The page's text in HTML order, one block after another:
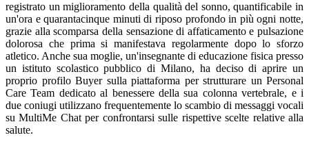
registrato un miglioramento della qualità del sonno, quantificabile in
un'ora e quarantacinque minuti di riposo profondo in più ogni notte,
grazie alla scomparsa della sensazione di affaticamento e pulsazione
dolorosa che prima si manifestava regolarmente dopo lo sforzo
atletico. Anche sua moglie, un'insegnante di educazione fisica presso
un istituto scolastico pubblico di Milano, ha deciso di aprire un
proprio profilo Buyer sulla piattaforma per strutturare un Personal
Care Team dedicato al benessere della sua colonna vertebrale, e i
due coniugi utilizzano frequentemente lo scambio di messaggi vocali
su MultiMe Chat per confrontarsi sulle rispettive scelte relative alla
salute.